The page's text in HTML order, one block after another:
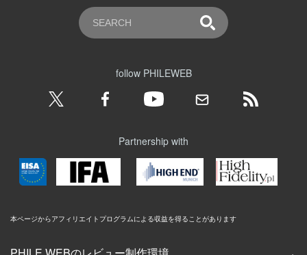
follow PHILEWEB
Partnership with
本ページからアフィリエイトプログラムによる収益を得ることがあります